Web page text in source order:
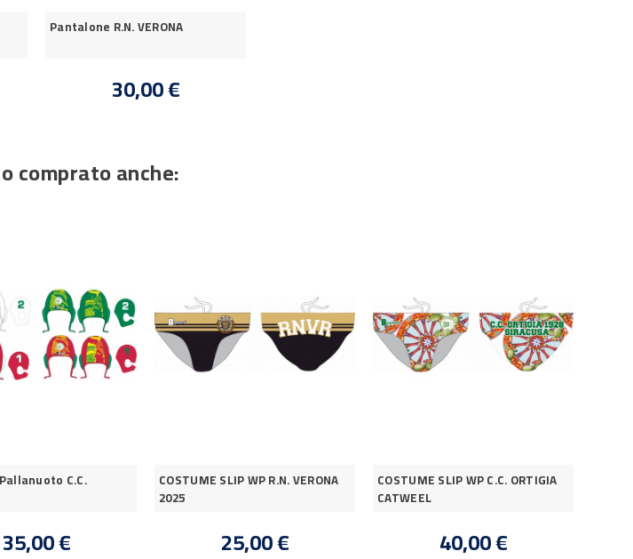
Pantalone R.N. VERONA
30,00 €
comprato anche:
C.C.
35,00 €
COSTUME SLIP WP R.N. VERONA
2025
25,00 €
COSTUME SLIP WP C.C. ORTIGIA
CATWEEL
40,00 €